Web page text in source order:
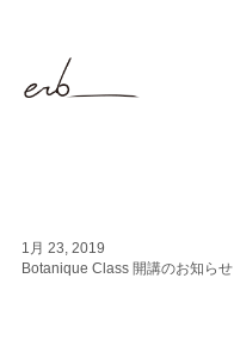
1月 23, 2019
Botanique Class 開講のお知らせ